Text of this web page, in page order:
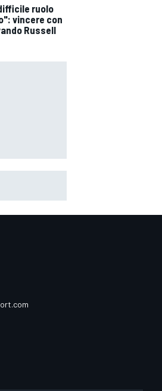
ruolo
vincere con
Russell